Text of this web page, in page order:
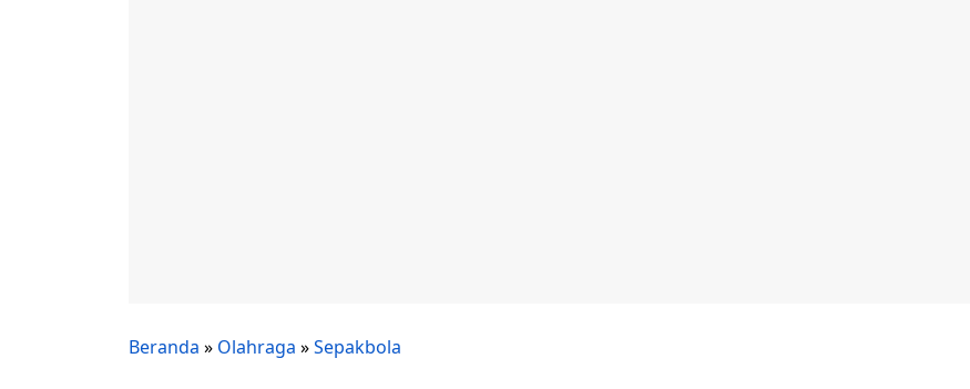
Beranda » Olahraga »Sepakbola